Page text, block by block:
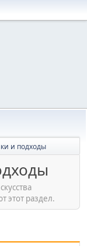
и подходы
этот раздел.